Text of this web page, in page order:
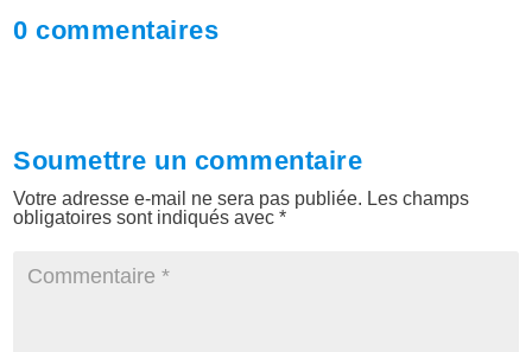
0 commentaires
Soumettre un commentaire
Votre adresse e-mail ne sera pas publiée. Les champs
obligatoires sont indiqués avec*